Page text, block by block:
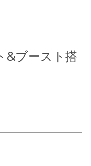
&ブースト搭